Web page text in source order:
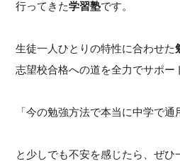
行ってきた学習塾です。
生徒一人ひとりの特性に合わせた
志望校合格への道を全力でサポー
「今の勉強方法で本当に中学で通
と少しでも不安を感じたら、ぜ